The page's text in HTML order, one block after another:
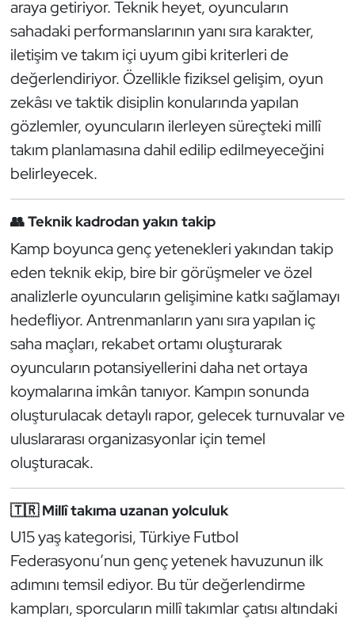
araya getiriyor. Teknik heyet, oyuncuların
sahadaki performanslarının yanı sıra karakter,
iletişim ve takım içi uyum gibi kriterleri de
değerlendiriyor. Özellikle fiziksel gelişim, oyun
zekâsı ve taktik disiplin konularında yapılan
gözlemler, oyuncuların ilerleyen süreçteki millî
takım planlamasına dahil edilip edilmeyeceğini
belirleyecek.
👥 Teknik kadrodan yakın takip
Kamp boyunca genç yetenekleri yakından takip
eden teknik ekip, bire bir görüşmeler ve özel
analizlerle oyuncuların gelişimine katkı sağlamayı
hedefliyor. Antrenmanların yanı sıra yapılan iç
saha maçları, rekabet ortamı oluşturarak
oyuncuların potansiyellerini daha net ortaya
koymalarına imkân tanıyor. Kampın sonunda
oluşturulacak detaylı rapor, gelecek turnuvalar ve
uluslararası organizasyonlar için temel
oluşturacak.
🇹🇷 Millî takıma uzanan yolculuk
U15 yaş kategorisi, Türkiye Futbol
Federasyonu’nun genç yetenek havuzunun ilk
adımını temsil ediyor. Bu tür değerlendirme
kampları, sporcuların millî takımlar çatısı altındaki
Hentbol
İşitme Engelli Sporcular
Judo ve Kuraş
Kano ve Rafting
Karate
Kayak
Kempo
Kick Boks
Kürek
Masa Tenisi
Modern Pentatlon
Muay Thai
Okçuluk
Optimist